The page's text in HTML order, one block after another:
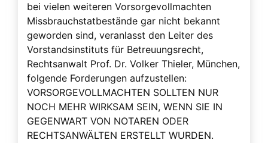
bei vielen weiteren Vorsorgevollmachten
Missbrauchstatbestände gar nicht bekannt
geworden sind, veranlasst den Leiter des
Vorstandsinstituts für Betreuungsrecht,
Rechtsanwalt Prof. Dr. Volker Thieler, München,
folgende Forderungen aufzustellen:
VORSORGEVOLLMACHTEN SOLLTEN NUR
NOCH MEHR WIRKSAM SEIN, WENN SIE IN
GEGENWART VON NOTAREN ODER
RECHTSANWÄLTEN ERSTELLT WURDEN.
Freiheitsberaubung
Gefahren
Generalvollmacht
Gerichtliche Genehmigung
Geschäftsfähigkeit
Grundrechte
Gutachten